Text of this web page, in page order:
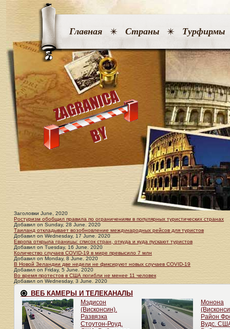
Главная Страны Турфирмы
Заголовки June, 2020
Ростуризм обобщил правила по ограничениям в популярных туристических странах
Добавил on Sunday, 28 June. 2020
Таиланд откладывает возобновление международных рейсов для туристов
Добавил on Wednesday, 17 June. 2020
Европа открыла границы: список стран, откуда и куда пускают туристов
Добавил on Tuesday, 16 June. 2020
Количество случаев COVID-19 в мире превысило 7 млн
Добавил on Monday, 8 June. 2020
В Новой Зеландии две недели не фиксируют новых случаев COVID-19
Добавил on Friday, 5 June. 2020
Во время протестов в США погибли не менее 11 человек
Добавил on Wednesday, 3 June. 2020